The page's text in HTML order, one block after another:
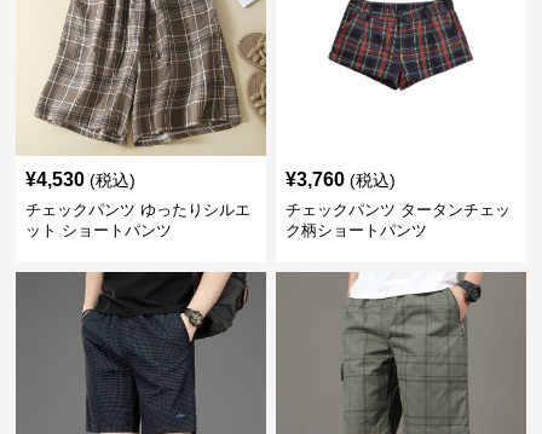
¥4,530 (税込)
チェックパンツ ゆったりシルエ
ット ショートパンツ
¥3,760 (税込)
チェックパンツ タータンチェッ
ク柄ショートパンツ